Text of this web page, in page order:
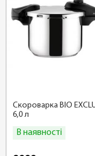
Скороварка BIO
6,0 л
В наявності